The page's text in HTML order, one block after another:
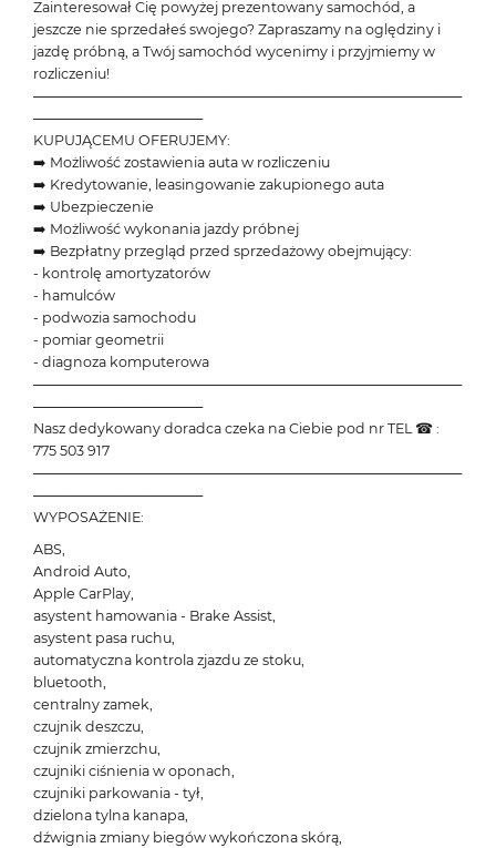
Zainteresował Cię powyżej prezentowany samochód, a
jeszcze nie sprzedałeś swojego? Zapraszamy na oględziny i
jazdę próbną, a Twój samochód wycenimy i przyjmiemy w
rozliczeniu!
───────────────────────────────────────────
─────────────────
KUPUJĄCEMU OFERUJEMY:
➡️ Możliwość zostawienia auta w rozliczeniu
➡️ Kredytowanie, leasingowanie zakupionego auta
➡️ Ubezpieczenie
➡️ Możliwość wykonania jazdy próbnej
➡️ Bezpłatny przegląd przed sprzedażowy obejmujący:
- kontrolę amortyzatorów
- hamulców
- podwozia samochodu
- pomiar geometrii
- diagnoza komputerowa
───────────────────────────────────────────
─────────────────
Nasz dedykowany doradca czeka na Ciebie pod nr TEL ☎ :
775 503 917
───────────────────────────────────────────
─────────────────
WYPOSAŻENIE:
ABS,
Android Auto,
Apple CarPlay,
asystent hamowania - Brake Assist,
asystent pasa ruchu,
automatyczna kontrola zjazdu ze stoku,
bluetooth,
centralny zamek,
czujnik deszczu,
czujnik zmierzchu,
czujniki ciśnienia w oponach,
czujniki parkowania - tył,
dzielona tylna kanapa,
dźwignia zmiany biegów wykończona skórą,